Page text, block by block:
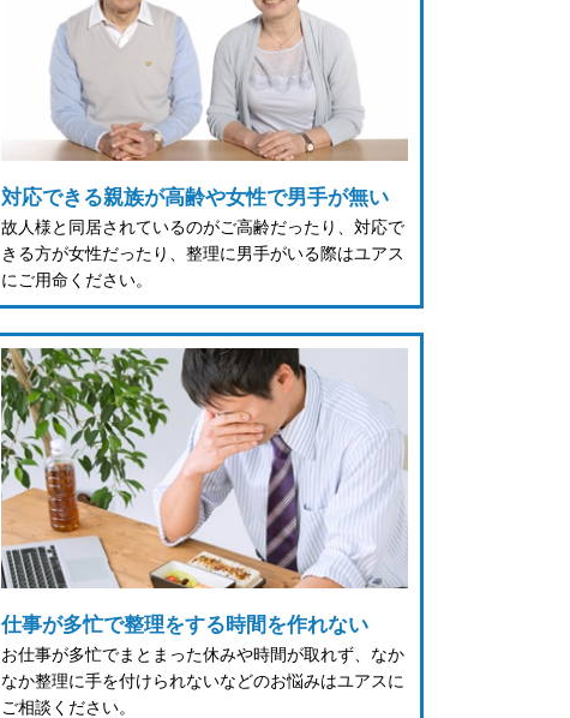
対応できる親族が高齢や女性で男手が無い
故人様と同居されているのがご高齢だったり、対応で
きる方が女性だったり、整理に男手がいる際はユアス
にご用命ください。
仕事が多忙で整理をする時間を作れない
お仕事が多忙でまとまった休みや時間が取れず、なか
なか整理に手を付けられないなどのお悩みはユアスに
ご相談ください。